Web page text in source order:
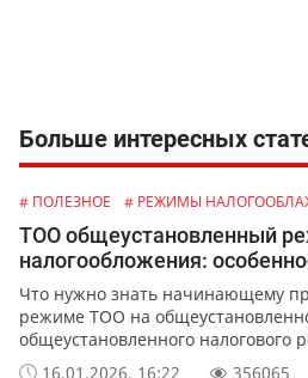
Больше интересных
# ПОЛЕЗНОЕ # РЕЖИМЫ
ТОО общеустановленный
налогообложения:
Что нужно знать начинающему
режиме ТОО на
общеустановленного
и какие налоги обязана
16.01.2026, 16:22 356065